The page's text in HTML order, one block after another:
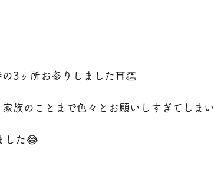
の3ヶ所お参りしました⛩👏
族のことまで色々とお願いしすぎてしまい
した😂